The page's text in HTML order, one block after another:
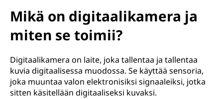
Mikä on digitaalikamera ja
miten se toimii?
Digitaalikamera on laite, joka tallentaa ja tallentaa
kuvia digitaalisessa muodossa. Se käyttää sensoria,
joka muuntaa valon elektronisiksi signaaleiksi, jotka
sitten käsitellään digitaaliseksi kuvaksi.